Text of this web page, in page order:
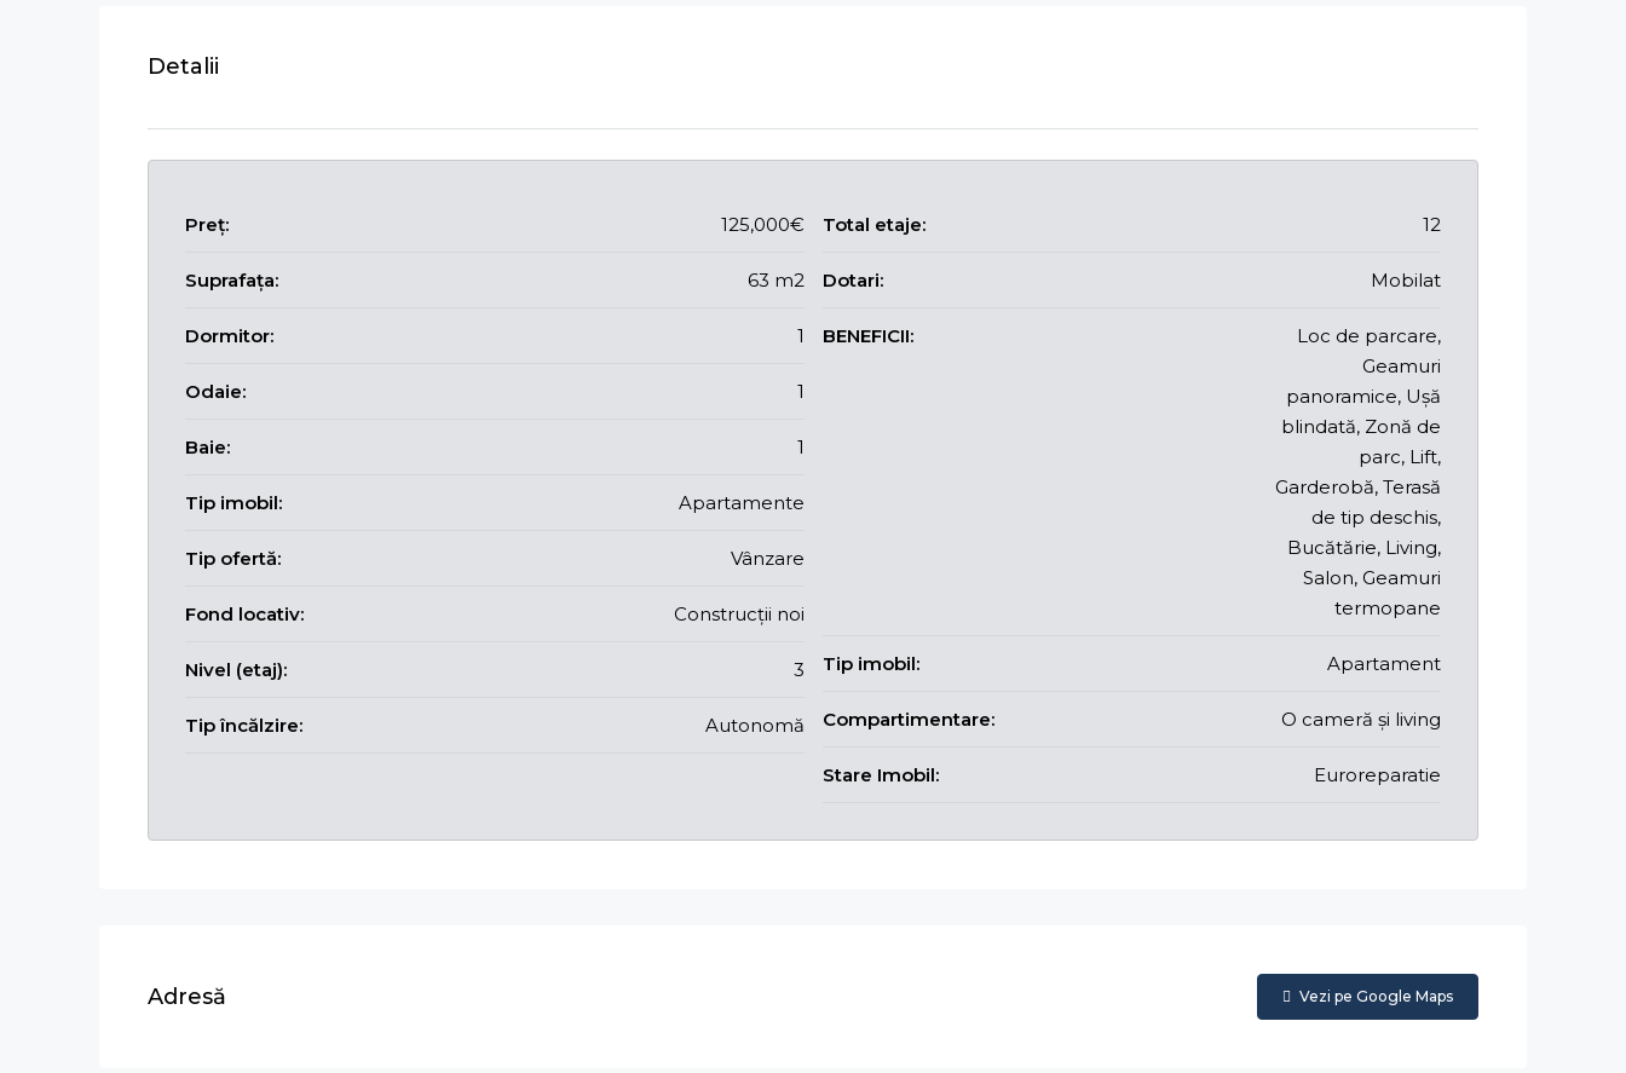
Detalii
Preț: 125,000€
Suprafața: 63 m2
Dormitor: 1
Odaie: 1
Baie: 1
Tip imobil: Apartamente
Tip ofertă: Vânzare
Fond locativ: Construcții noi
Nivel (etaj): 3
Tip încălzire: Autonomă
Total etaje: 12
Dotari: Mobilat
BENEFICII:
Loc de parcare,
Geamuri
panoramice, Ușă
blindată, Zonă de
parc, Lift,
Garderobă, Terasă
de tip deschis,
Bucătărie, Living,
Salon, Geamuri
termopane
Tip imobil: Apartament
Compartimentare: O cameră și living
Stare Imobil: Euroreparatie
Adresă Vezi pe Google Maps